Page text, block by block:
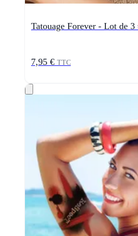
Tatouage Forever - Lot de 3
7,95 € TTC